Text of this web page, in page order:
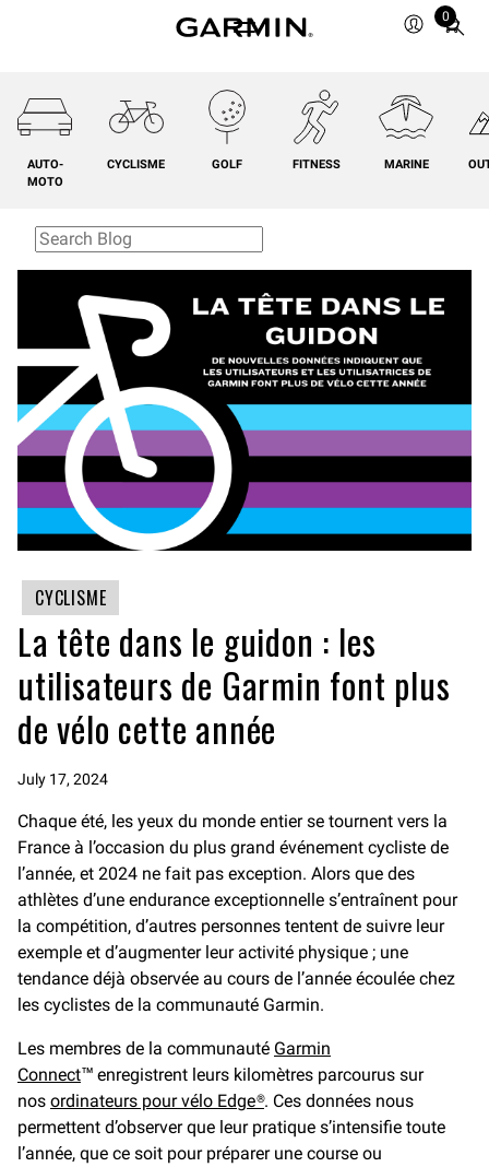
0
Total
AUTO-
MOTO
CYCLISME GOLF FITNESS MARINE
CYCLISME
La tête dans le guidon : les
utilisateurs de Garmin font plus
de vélo cette année
July 17, 2024
Chaque été, les yeux du monde entier se tournent vers la
France à l’occasion du plus grand événement cycliste de
l’année, et 2024 ne fait pas exception. Alors que des
athlètes d’une endurance exceptionnelle s’entraînent pour
la compétition, d’autres personnes tentent de suivre leur
exemple et d’augmenter leur activité physique ; une
tendance déjà observée au cours de l’année écoulée chez
les cyclistes de la communauté Garmin.
Les membres de la communauté Garmin
Connect™ enregistrent leurs kilomètres parcourus sur
nos ordinateurs pour vélo Edge®. Ces données nous
permettent d’observer que leur pratique s’intensifie toute
l’année, que ce soit pour préparer une course ou